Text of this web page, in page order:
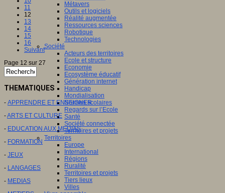
Métavers
Outils et logiciels
Réalité augmentée
Ressources sciences
Robotique
Technologies
Société
Acteurs des territoires
Ecole et structure
Economie
Ecosystème éducatif
Génération internet
Handicap
Mondialisation
Normes scolaires
Regards sur l’Ecole
Santé
Société connectée
Territoires et projets
Territoires
Europe
International
Régions
Ruralité
Territoires et projets
Tiers lieux
Villes
11
12
13
14
15
16
Suivant
Page 12 sur 27
THEMATIQUES
- APPRENDRE ET ENSEIGNER
-ARTS ET CULTURE
- EDUCATION AUX MEDIAS
- FORMATION
- JEUX
- LANGAGES
- MEDIAS